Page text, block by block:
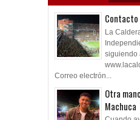
Contacto
La
siguiendo
Correo electrón...
Otra
Machuca